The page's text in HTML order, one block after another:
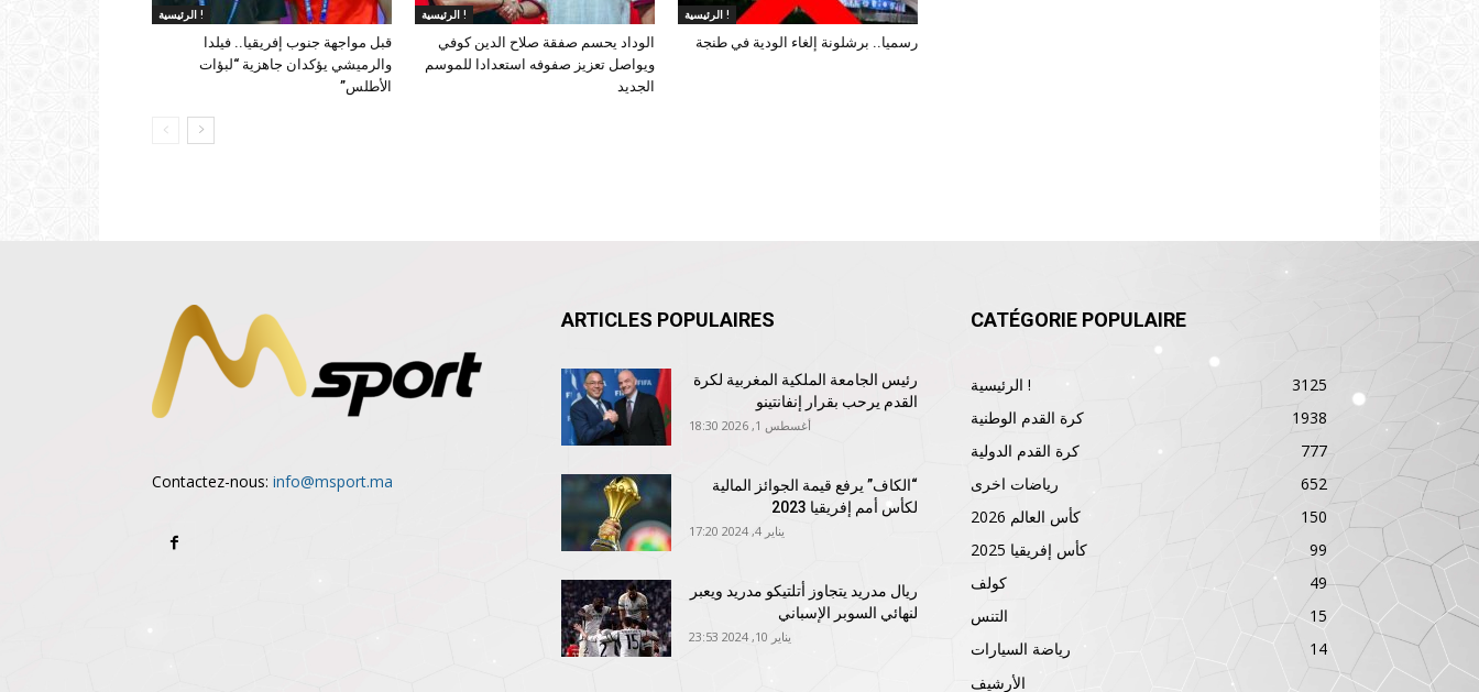
الرئيسية !
قبل مواجهة جنوب إفريقيا.. فيلدا
والرميشي يؤكدان جاهزية “لبؤات
الأطلس”
الرئيسية !
الوداد يحسم صفقة صلاح الدين كوفي
ويواصل تعزيز صفوفه استعدادا للموسم
الجديد
الرئيسية !
رسميا.. برشلونة إلغاء الودية في طنجة
Contactez-nous: info@msport.ma
ARTICLES POPULAIRES
رئيس الجامعة الملكية المغربية لكرة
القدم يرحب بقرار إنفانتينو
أغسطس 1, 2026 18:30
“الكاف” يرفع قيمة الجوائز المالية
لكأس أمم إفريقيا 2023
يناير 4, 2024 17:20
ريال مدريد يتجاوز أتلتيكو مدريد ويعبر
لنهائي السوبر الإسباني
يناير 10, 2024 23:53
CATÉGORIE POPULAIRE
الرئيسية !
3125
كرة القدم الوطنية
1938
كرة القدم الدولية
777
رياضات اخرى
652
كأس العالم 2026
150
كأس إفريقيا 2025
99
كولف
49
التنس
15
رياضة السيارات
14
الأرشيف